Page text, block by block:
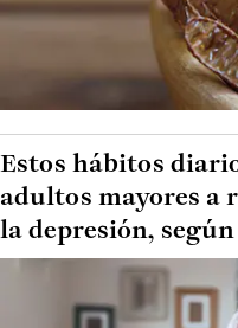
Estos hábitos
adultos mayores a
la depresión,